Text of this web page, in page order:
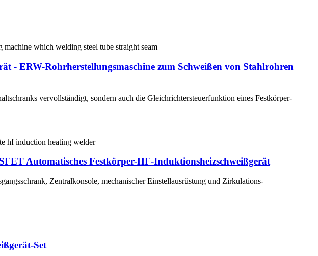
- ERW-Rohrherstellungsmaschine zum Schweißen von Stahlrohren
vervollständigt, sondern auch die Gleichrichtersteuerfunktion eines Festkörper-
Automatisches Festkörper-HF-Induktionsheizschweißgerät
Zentralkonsole, mechanischer Einstellausrüstung und Zirkulations-
Set